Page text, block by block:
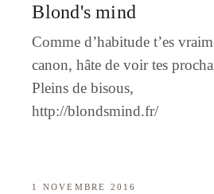
Blond's mind
Comme d’habitude t’es
canon, hâte de voir tes
Pleins de bisous,
http://blondsmind.fr/
1 NOVEMBRE 2016